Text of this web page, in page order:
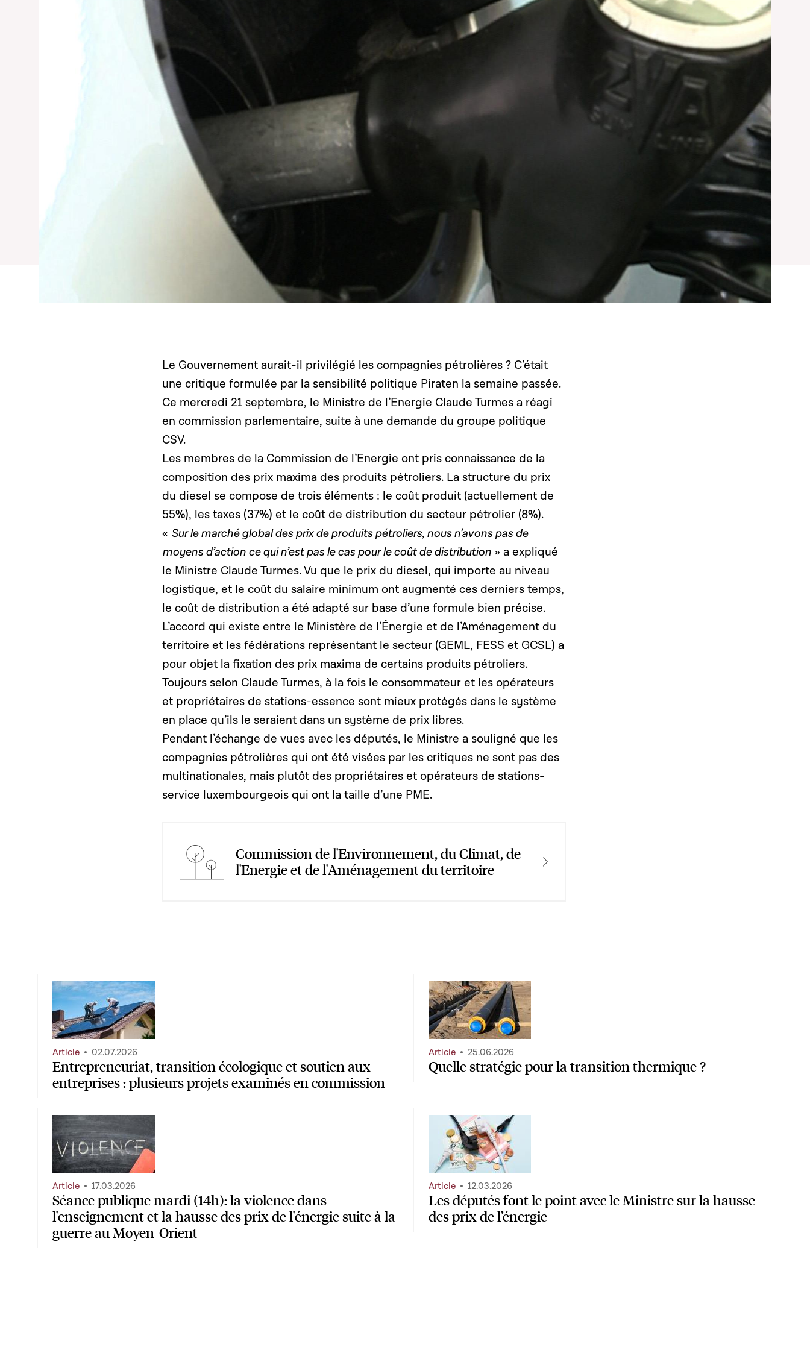
Le Gouvernement aurait-il privilégié les compagnies pétrolières ? C’était
une critique formulée par la sensibilité politique Piraten la semaine passée.
Ce mercredi 21 septembre, le Ministre de l’Energie Claude Turmes a réagi
en commission parlementaire, suite à une demande du groupe politique
CSV.
Les membres de la Commission de l’Energie ont pris connaissance de la
composition des prix maxima des produits pétroliers. La structure du prix
du diesel se compose de trois éléments : le coût produit (actuellement de
55%), les taxes (37%) et le coût de distribution du secteur pétrolier (8%).
« Sur le marché global des prix de produits pétroliers, nous n’avons pas de
moyens d’action ce qui n’est pas le cas pour le coût de distribution » a expliqué
le Ministre Claude Turmes. Vu que le prix du diesel, qui importe au niveau
logistique, et le coût du salaire minimum ont augmenté ces derniers temps,
le coût de distribution a été adapté sur base d’une formule bien précise.
L’accord qui existe entre le Ministère de l’Énergie et de l’Aménagement du
territoire et les fédérations représentant le secteur (GEML, FESS et GCSL) a
pour objet la fixation des prix maxima de certains produits pétroliers.
Toujours selon Claude Turmes, à la fois le consommateur et les opérateurs
et propriétaires de stations-essence sont mieux protégés dans le système
en place qu’ils le seraient dans un système de prix libres.
Pendant l’échange de vues avec les députés, le Ministre a souligné que les
compagnies pétrolières qui ont été visées par les critiques ne sont pas des
multinationales, mais plutôt des propriétaires et opérateurs de stations-
service luxembourgeois qui ont la taille d’une PME.
Commission de l'Environnement, du Climat, de
l'Energie et de l'Aménagement du territoire
Entrepreneuriat, transition écologique et soutien aux
entreprises : plusieurs projets examinés en commission
Article 02.07.2026
Quelle stratégie pour la transition thermique ?
Article 25.06.2026
Séance publique mardi (14h): la violence dans
l'enseignement et la hausse des prix de l'énergie suite à la
guerre au Moyen-Orient
Article 17.03.2026
Les députés font le point avec le Ministre sur la hausse
des prix de l’énergie
Article 12.03.2026